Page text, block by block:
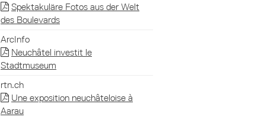
Spektakuläre Fotos aus der Welt
des Boulevards
ArcInfo
Neuchâtel investit le
Stadtmuseum
rtn.ch
Une exposition neuchâteloise à
Aarau